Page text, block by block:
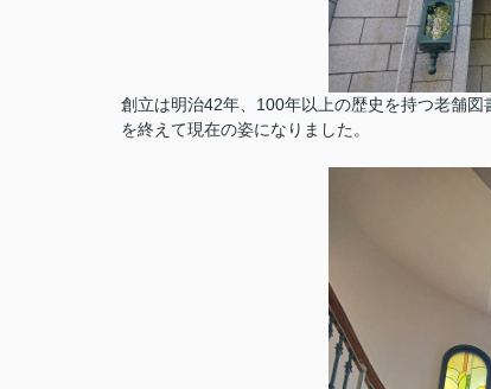
創立は明治42年、100年以上の歴史を持つ老舗
を終えて現在の姿になりました。